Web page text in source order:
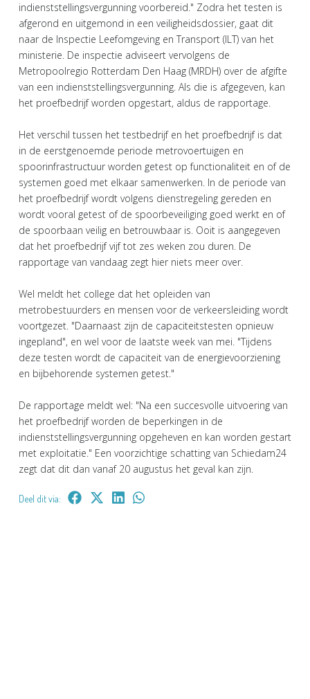
indienststellingsvergunning voorbereid." Zodra het testen is
afgerond en uitgemond in een veiligheidsdossier, gaat dit
naar de Inspectie Leefomgeving en Transport (ILT) van het
ministerie. De inspectie adviseert vervolgens de
Metropoolregio Rotterdam Den Haag (MRDH) over de afgifte
van een indienststellingsvergunning. Als die is afgegeven, kan
het proefbedrijf worden opgestart, aldus de rapportage.
Het verschil tussen het testbedrijf en het proefbedrijf is dat
in de eerstgenoemde periode metrovoertuigen en
spoorinfrastructuur worden getest op functionaliteit en of de
systemen goed met elkaar samenwerken. In de periode van
het proefbedrijf wordt volgens dienstregeling gereden en
wordt vooral getest of de spoorbeveiliging goed werkt en of
de spoorbaan veilig en betrouwbaar is. Ooit is aangegeven
dat het proefbedrijf vijf tot zes weken zou duren. De
rapportage van vandaag zegt hier niets meer over.
Wel meldt het college dat het opleiden van
metrobestuurders en mensen voor de verkeersleiding wordt
voortgezet. "Daarnaast zijn de capaciteitstesten opnieuw
ingepland", en wel voor de laatste week van mei. "Tijdens
deze testen wordt de capaciteit van de energievoorziening
en bijbehorende systemen getest."
De rapportage meldt wel: "Na een succesvolle uitvoering van
het proefbedrijf worden de beperkingen in de
indienststellingsvergunning opgeheven en kan worden gestart
met exploitatie." Een voorzichtige schatting van Schiedam24
zegt dat dit dan vanaf 20 augustus het geval kan zijn.
Deel dit via: